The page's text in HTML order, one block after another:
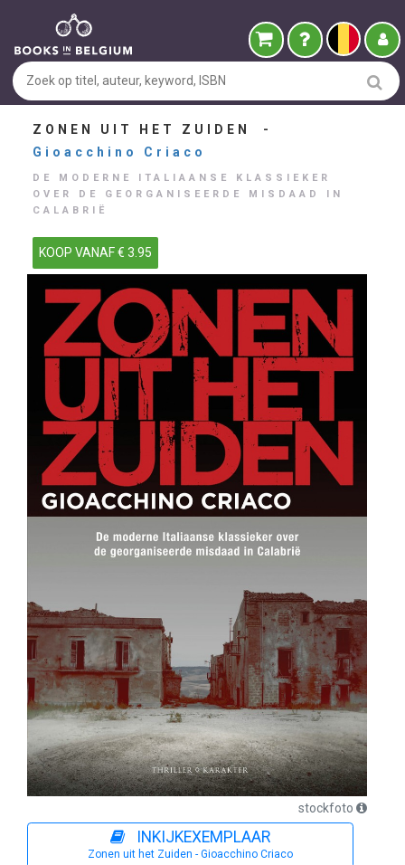
ZONEN UIT HET ZUIDEN -
Gioacchino Criaco
DE MODERNE ITALIAANSE KLASSIEKER
OVER DE GEORGANISEERDE MISDAAD IN
CALABRIË
KOOP VANAF € 3.95
stockfoto
INKIJKEXEMPLAAR
Zonen uit het Zuiden - Gioacchino Criaco